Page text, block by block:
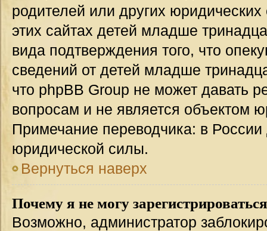
родителей или других
этих сайтах детей младше
вида подтверждения того, что
сведений от детей младше
что phpBB Group не может давать
вопросам и не является объектом
Примечание переводчика: в
юридической силы.
Вернуться наверх
Почему я не могу
Возможно, администратор